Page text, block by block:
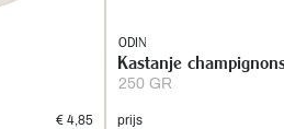
€ 4,85
ODIN
250 GR
Kastanje
prijs